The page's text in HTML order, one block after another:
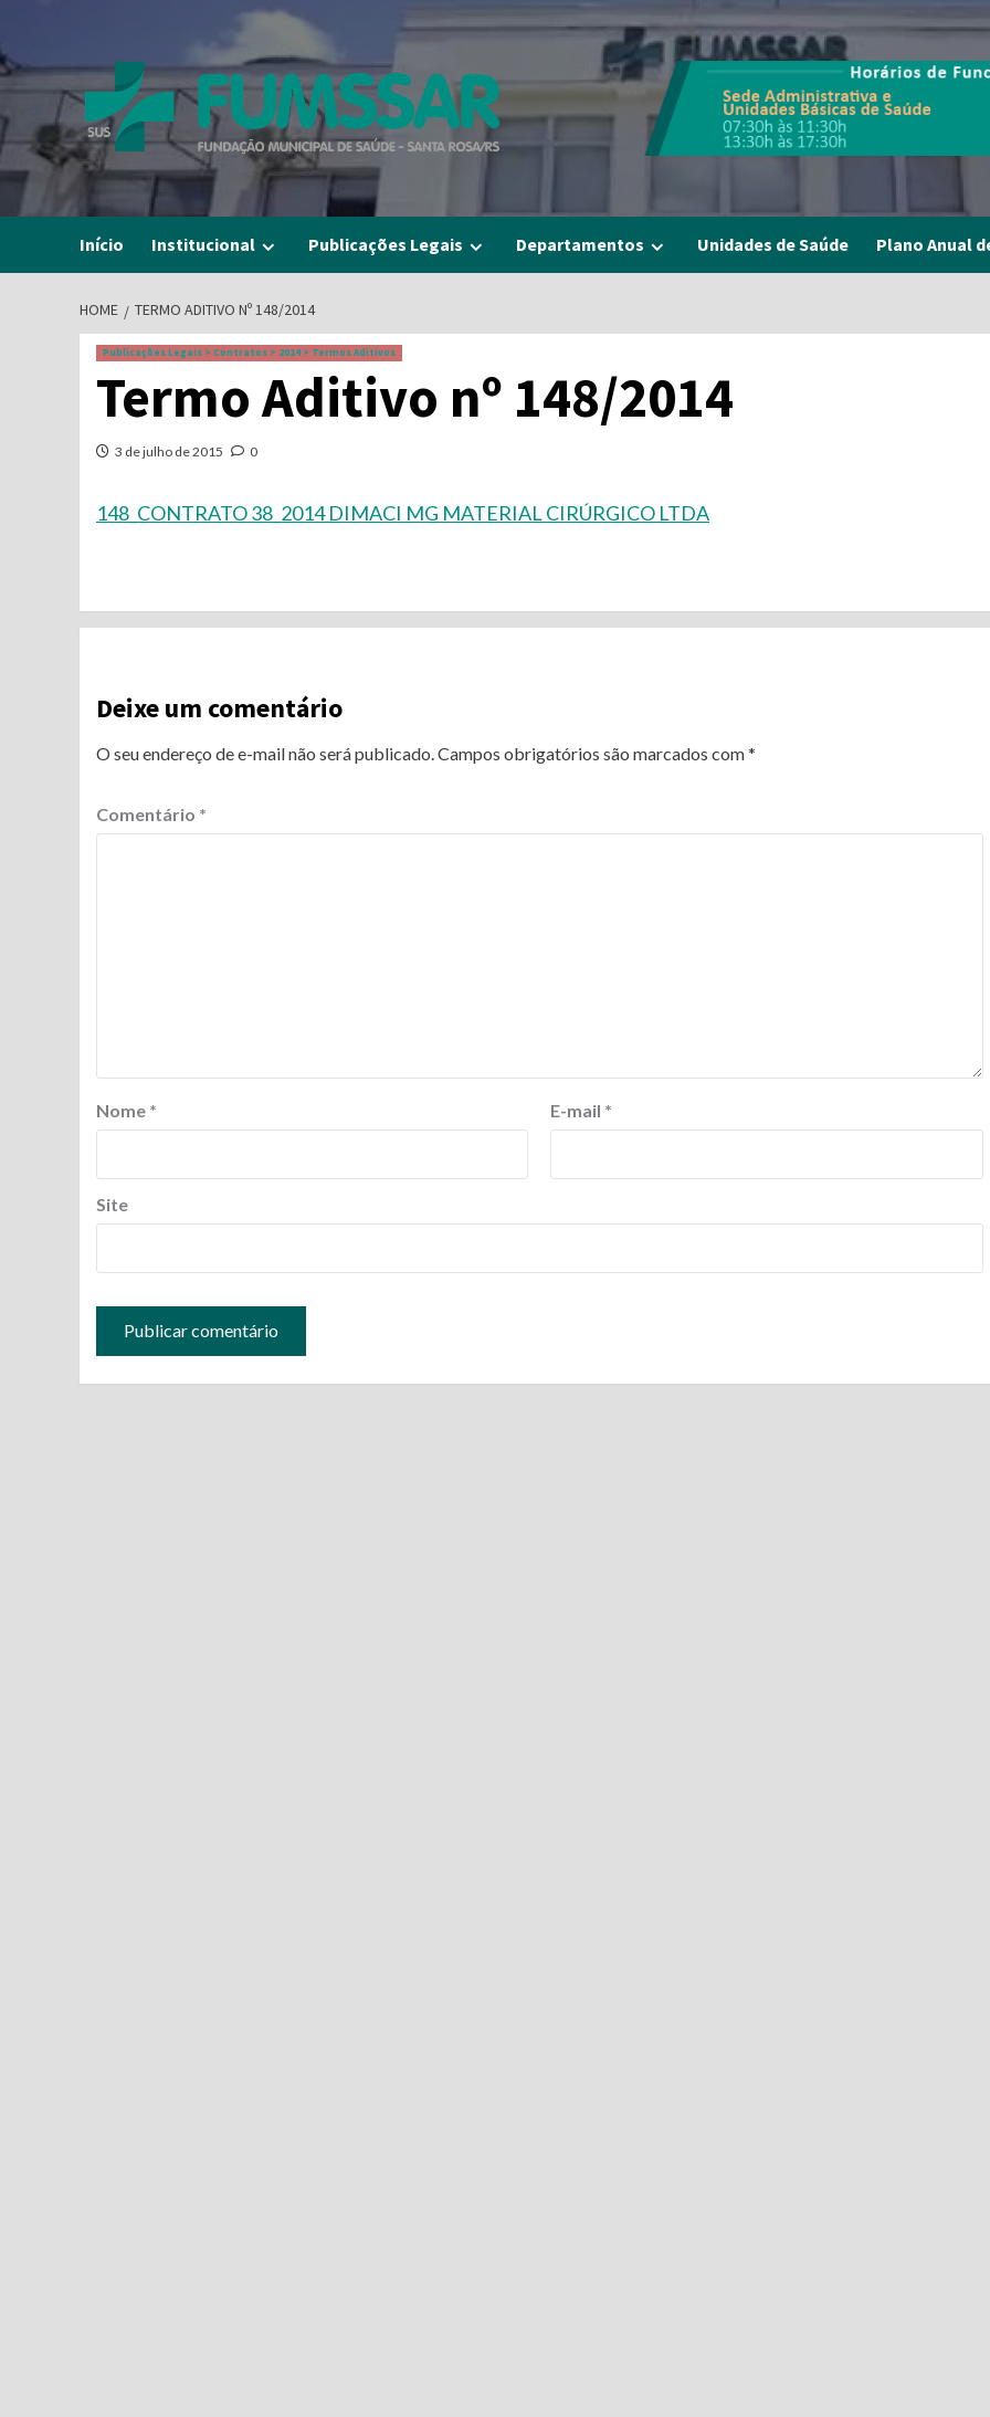
content
Início Institucional Publicações Legais Departamentos Unidades de Saúde Plano Anual
HOME TERMO ADITIVO Nº 148/2014
Publicações Legais > Contratos > 2014 > Termos Aditivos
Termo Aditivo nº 148/2014
3 de julho de 2015 0
148_CONTRATO 38_2014 DIMACI MG MATERIAL CIRÚRGICO LTDA
Reading
Deixe um comentário
O seu endereço de e-mail não será publicado. Campos obrigatórios são marcados com*
Comentário *
Nome * E-mail *
Site